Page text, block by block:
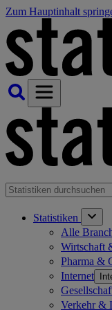
Zum Hauptinhalt
Statistiken
Alle
Wirtschaft
Pharma &
Internet
Verkehr &